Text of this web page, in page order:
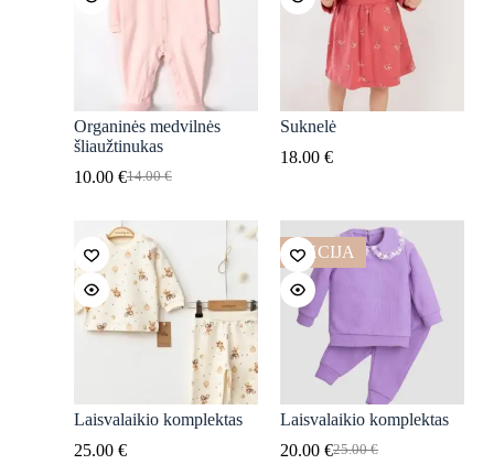
Organinės medvilnės
šliaužtinukas
14.00€
Original
was:
14.00 €.
10.00 €Current
is:
10.00 €.
Suknelė
18.00 €
Laisvalaikio komplektas
25.00 €
AKCIJA
Laisvalaikio komplektas
25.00€
Original
20.00 €Current